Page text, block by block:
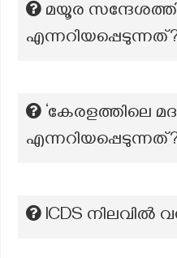
മയൂര
‘കേരളത്തിലെ
ICDS നിലവില്‍